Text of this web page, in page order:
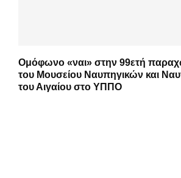
Ομόφωνο «ναι» στην 99ετή
του Μουσείου Ναυπηγικών και
του Αιγαίου στο ΥΠΠΟ